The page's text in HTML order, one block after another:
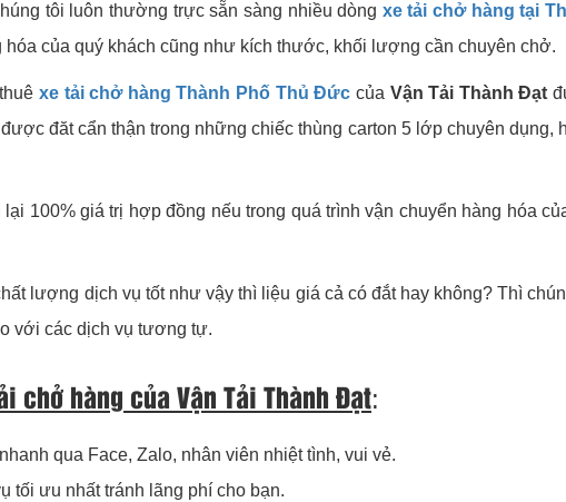
tôi luôn thường trực sẵn sàng nhiều dòng xe tải chở hàng tại
của quý khách cũng như kích thước, khối lượng cần chuyên chở.
xe tải chở hàng Thành Phố Thủ Đức của Vận Tải Thành Đạt
đăt cẩn thận trong những chiếc thùng carton 5 lớp chuyên
100% giá trị hợp đồng nếu trong quá trình vận chuyển hàng hóa
lượng dịch vụ tốt như vậy thì liệu giá cả có đắt hay không? Thì
với các dịch vụ tương tự.
chở hàng của Vận Tải Thành Đạt:
qua Face, Zalo, nhân viên nhiệt tình, vui vẻ.
tối ưu nhất tránh lãng phí cho bạn.